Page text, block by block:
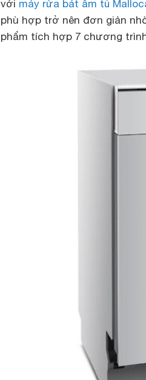
với máy rửa bát âm tủ
phù hợp trở nên đơn giản
phẩm tích hợp 7 chương